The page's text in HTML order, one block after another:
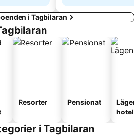
i Tagbilaran
Resorter Pensionat
i Tagbilaran